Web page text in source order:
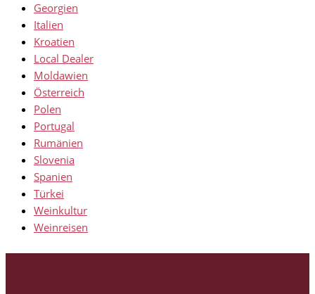
Georgien
Italien
Kroatien
Local Dealer
Moldawien
Österreich
Polen
Portugal
Rumänien
Slovenia
Spanien
Türkei
Weinkultur
Weinreisen